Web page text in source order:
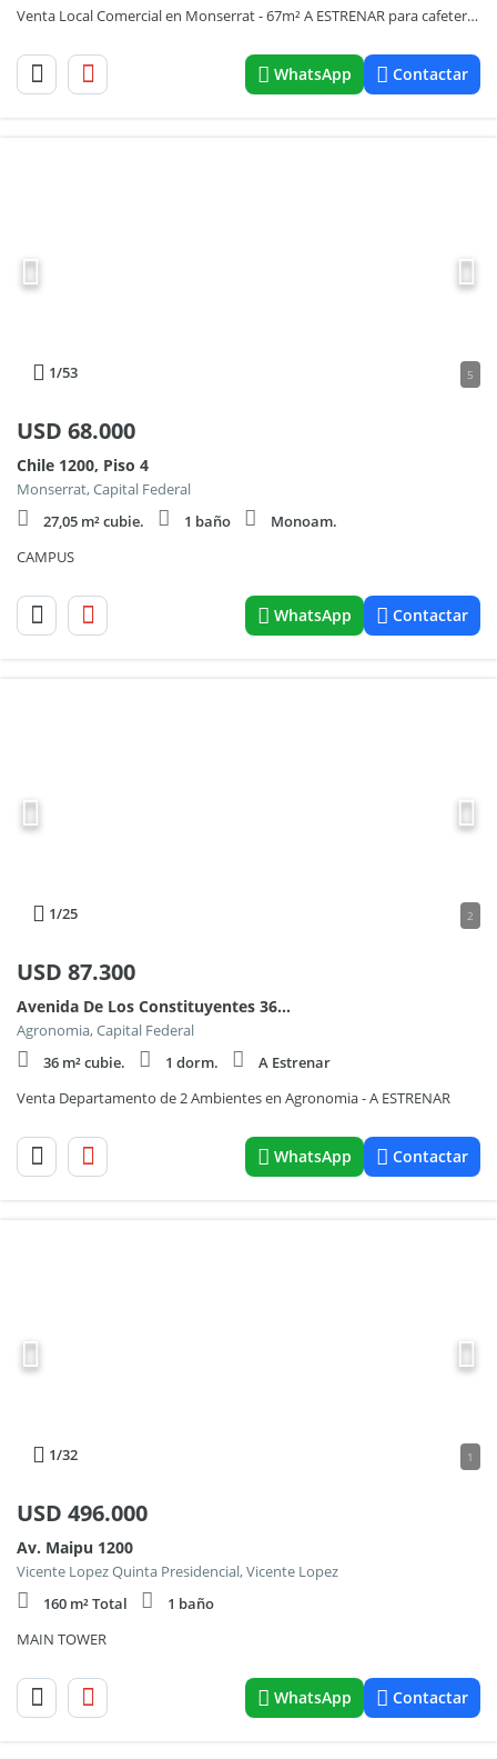
Venta Local Comercial en Monserrat - 67m² A ESTRENAR para cafetería/ take away/ showroom/ oficina
WhatsApp Contactar
1/53 5
USD 68.000
Chile 1200, Piso 4
Monserrat, Capital Federal
27,05 m² cubie.
1 baño
Monoam.
CAMPUS
WhatsApp Contactar
1/25 2
USD 87.300
Avenida De Los Constituyentes 3600
Agronomia, Capital Federal
36 m² cubie.
1 dorm.
A Estrenar
Venta Departamento de 2 Ambientes en Agronomia - A ESTRENAR
WhatsApp Contactar
1/32 1
USD 496.000
Av. Maipu 1200
Vicente Lopez Quinta Presidencial, Vicente Lopez
160 m² Total
1 baño
MAIN TOWER
WhatsApp Contactar